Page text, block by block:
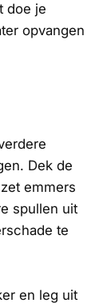
doe je
opvangen
Dek de
emmers
spullen uit
te
en leg uit